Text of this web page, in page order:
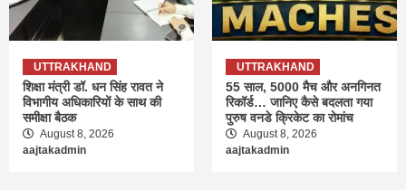
UTTRAKHAND
शिक्षा मंत्री डॉ. धन सिंह रावत ने
विभागीय अधिकारियों के साथ की
समीक्षा बैठक
August 8, 2026
aajtakadmin
UTTRAKHAND
55 साल, 5000 मैच और अनगिनत
रिकॉर्ड… जानिए कैसे बदलता गया
पुरुष वनडे क्रिकेट का रोमांच
August 8, 2026
aajtakadmin